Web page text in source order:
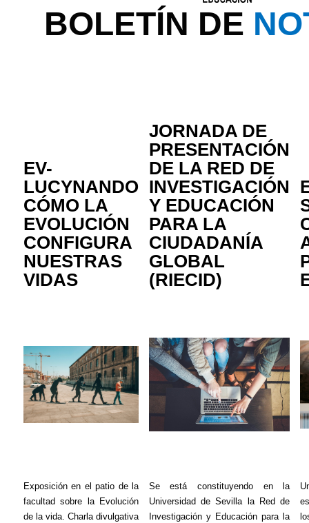
BOLETÍN DE
EV-
LUCYNANDO
CÓMO LA
EVOLUCIÓN
CONFIGURA
NUESTRAS
VIDAS
JORNADA DE
PRESENTACIÓN
DE LA RED DE
INVESTIGACIÓN
Y EDUCACIÓN
PARA LA
CIUDADANÍA
GLOBAL
(RIECID)
Exposición en el patio de la
facultad sobre la Evolución
de la vida. Charla divulgativa
Se está constituyendo en la
Universidad de Sevilla la Red de
Investigación y Educación para la